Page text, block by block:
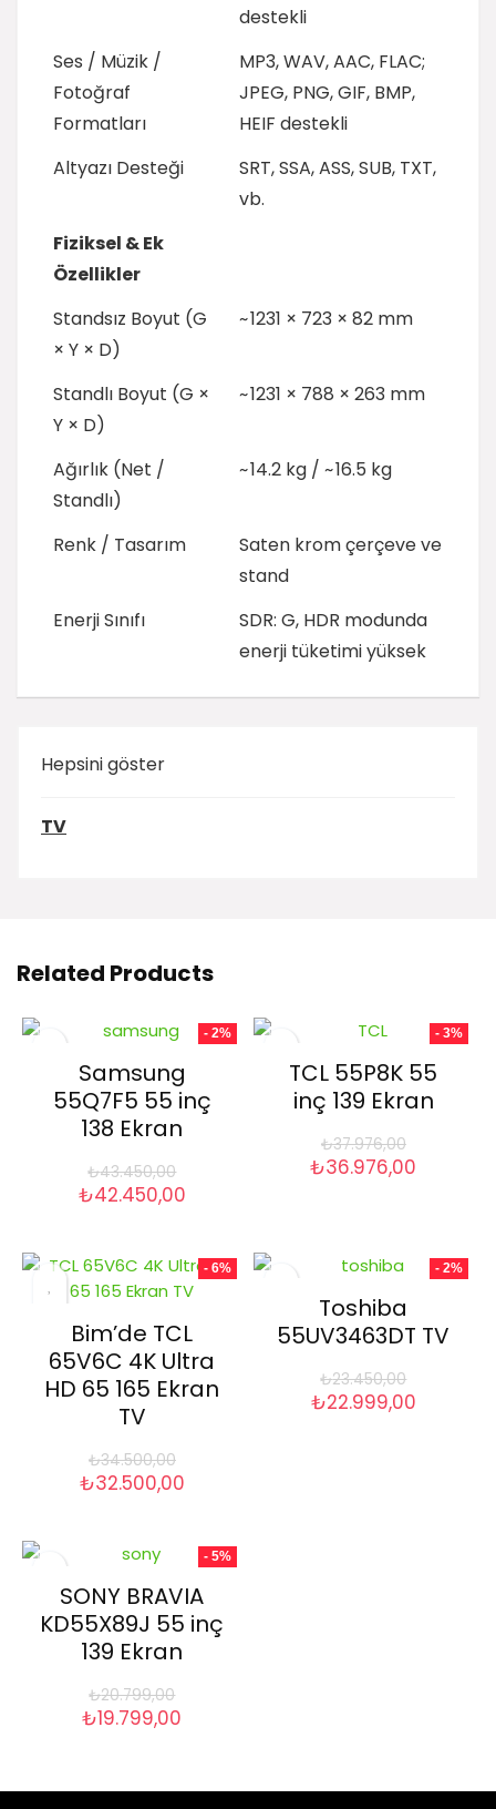
destekli
Ses / Müzik /
Fotoğraf
Formatları
MP3, WAV, AAC, FLAC;
JPEG, PNG, GIF, BMP,
HEIF destekli
Altyazı Desteği
SRT, SSA, ASS, SUB, TXT,
vb.
Fiziksel & Ek
Özellikler
Standsız Boyut (G
× Y × D)
~ 1231 × 723 × 82 mm
Standlı Boyut (G ×
Y × D)
~ 1231 × 788 × 263 mm
Ağırlık (Net /
Standlı)
~ 14.2 kg / ~ 16.5 kg
Renk / Tasarım
Saten krom çerçeve ve
stand
Enerji Sınıfı
SDR: G, HDR modunda
enerji tüketimi yüksek
Hepsini göster
TV
Related Products
- 2%
Samsung
55Q7F5 55 inç
138 Ekran
₺43.450,00
Orijinal
₺42.450,00Şu
₺42.450,00.
- 3%
TCL 55P8K 55
inç 139 Ekran
₺37.976,00
Orijinal
₺36.976,00
- 6%
Bim’de TCL
65V6C 4K Ultra
HD 65 165 Ekran
TV
₺34.500,00
Orijinal
₺32.500,00Şu
₺32.500,00.
- 2%
Toshiba
55UV3463DT TV
₺23.450,00
Orijinal
₺22.999,00Şu
- 5%
SONY BRAVIA
KD55X89J 55 inç
139 Ekran
₺20.799,00
Orijinal
₺19.799,00